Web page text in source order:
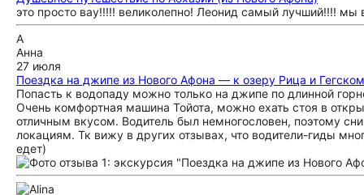
это просто вау!!!!! великолепно! Леонид самый лучший!!!!
А
Анна
27 июля
Поездка на джипе из Нового Афона — к озеру Рица и
Попасть к водопаду можно только на джипе по длинной
Очень комфортная машина Тойота, можно ехать стоя в
отличным вкусом. Водитель был немногословен, поэтому
локациям. Тк вижу в других отзывах, что водители-гиды
едет)